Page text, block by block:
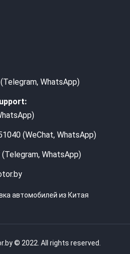
WhatsApp)
(WeChat, WhatsApp)
WhatsApp)
автомобилей из Китая
© 2022. All rights reserved.